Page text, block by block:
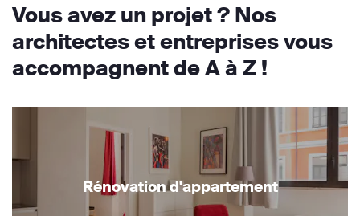
Vous avez un projet ? Nos
architectes et entreprises vous
accompagnent de A à Z !
Rénovation d'appartement